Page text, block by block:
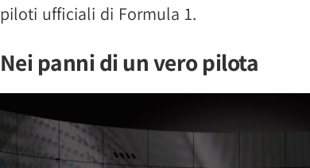
piloti ufficiali di Formula 1.
Nei panni di un vero pilota